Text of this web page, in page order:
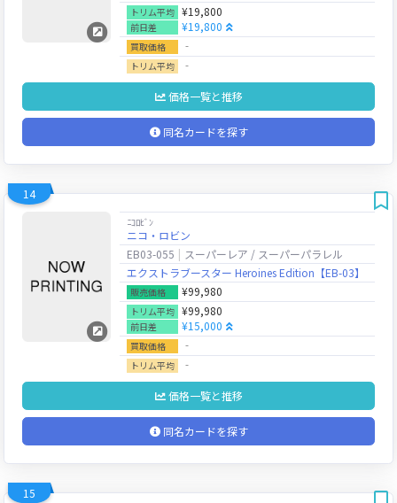
トリム平均 ¥19,800
前日差 ¥19,800
買取価格 ‐
トリム平均 ‐
価格一覧と推移
同名カードを探す
14
ﾆｺﾛﾋﾞﾝ
ニコ・ロビン
EB03-055
スーパーレア / スーパーパラレル
エクストラブースター Heroines Edition【EB-03】
販売価格 ¥99,980
トリム平均 ¥99,980
前日差 ¥15,000
買取価格 ‐
トリム平均 ‐
価格一覧と推移
同名カードを探す
15